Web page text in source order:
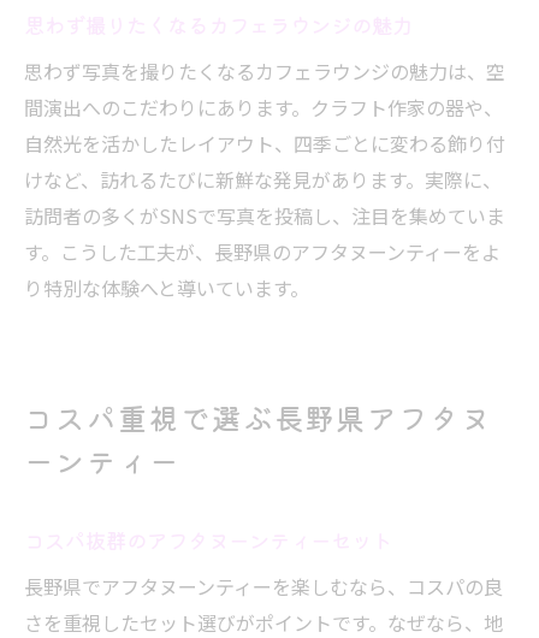
思わず写真を撮りたくなるカフェラウンジの魅力は、空
間演出へのこだわりにあります。クラフト作家の器や、
自然光を活かしたレイアウト、四季ごとに変わる飾り付
けなど、訪れるたびに新鮮な発見があります。実際に、
訪問者の多くがSNSで写真を投稿し、注目を集めていま
す。こうした工夫が、長野県のアフタヌーンティーをよ
り特別な体験へと導いています。
コスパ重視で選ぶ長野県アフタヌ
ーンティー
長野県でアフタヌーンティーを楽しむなら、コスパの良
さを重視したセット選びがポイントです。なぜなら、地